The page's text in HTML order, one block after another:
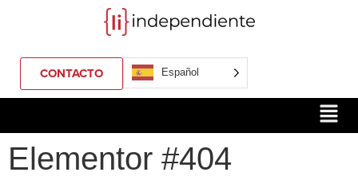
CONTACTO Español
Elementor #404